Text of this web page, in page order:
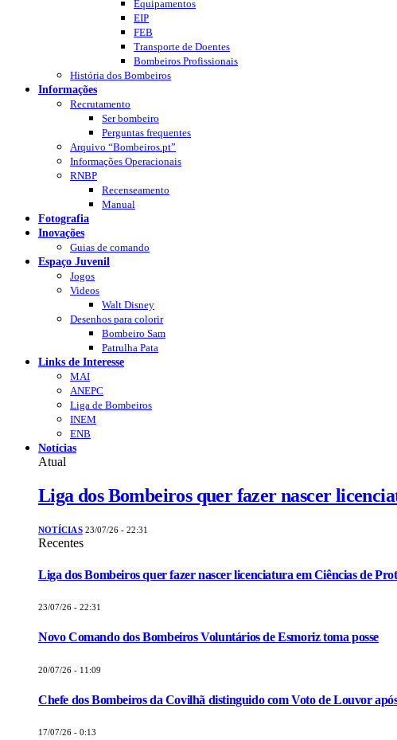
Equipamentos
EIP
FEB
Transporte de Doentes
Bombeiros Profissionais
História dos Bombeiros
Informações
Recrutamento
Ser bombeiro
Perguntas frequentes
Arquivo “Bombeiros.pt”
Informações Operacionais
RNBP
Recenseamento
Manual
Fotografia
Inovações
Guias de comando
Espaço Juvenil
Jogos
Videos
Walt Disney
Desenhos para colorir
Bombeiro Sam
Patrulha Pata
Links de Interesse
MAI
ANEPC
Liga de Bombeiros
INEM
ENB
Notícias
Atual
Liga dos Bombeiros quer fazer nascer
NOTÍCIAS 23/07/26 - 22:31
Recentes
Liga dos Bombeiros quer fazer nascer licenciatura em Ciências de
23/07/26 - 22:31
Novo Comando dos Bombeiros Voluntários de Esmoriz toma posse
20/07/26 - 11:09
Chefe dos Bombeiros da Covilhã distinguido com Voto de Louvor
17/07/26 - 0:13